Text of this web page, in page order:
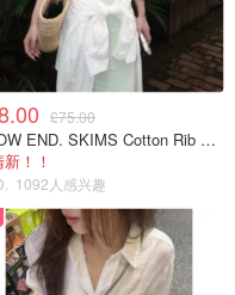
组排扣，可以自由调整
£75.00
BROW END. SKIMS Cotton Rib 长款背心连衣裙 薄荷绿
！！
1092人感兴趣